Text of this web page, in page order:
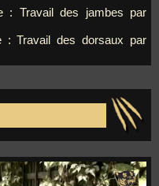
: Travail des jambes par
: Travail des dorsaux par